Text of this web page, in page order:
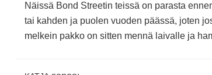
Näissä Bond Streetin teissä on parasta
tai kahden ja puolen vuoden päässä, joten
melkein pakko on sitten mennä laivalle ja